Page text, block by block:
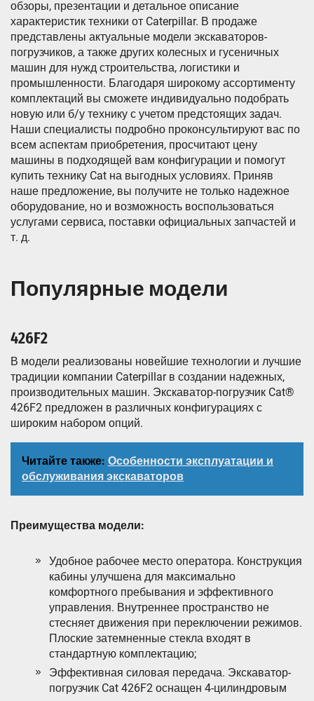
обзоры, презентации и детальное описание
характеристик техники от Caterpillar. В продаже
представлены актуальные модели экскаваторов-
погрузчиков, а также других колесных и гусеничных
машин для нужд строительства, логистики и
промышленности. Благодаря широкому ассортименту
комплектаций вы сможете индивидуально подобрать
новую или б/у технику с учетом предстоящих задач.
Наши специалисты подробно проконсультируют вас по
всем аспектам приобретения, просчитают цену
машины в подходящей вам конфигурации и помогут
купить технику Cat на выгодных условиях. Приняв
наше предложение, вы получите не только надежное
оборудование, но и возможность воспользоваться
услугами сервиса, поставки официальных запчастей и
т. д.
Популярные модели
426F2
В модели реализованы новейшие технологии и лучшие
традиции компании Caterpillar в создании надежных,
производительных машин. Экскаватор-погрузчик Cat®
426F2 предложен в различных конфигурациях с
широким набором опций.
Читайте также: Особенности эксплуатации и
обслуживания экскаваторов
Преимущества модели:
Удобное рабочее место оператора. Конструкция
кабины улучшена для максимально
комфортного пребывания и эффективного
управления. Внутреннее пространство не
стесняет движения при переключении режимов.
Плоские затемненные стекла входят в
стандартную комплектацию;
Эффективная силовая передача. Экскаватор-
погрузчик Cat 426F2 оснащен 4-цилиндровым